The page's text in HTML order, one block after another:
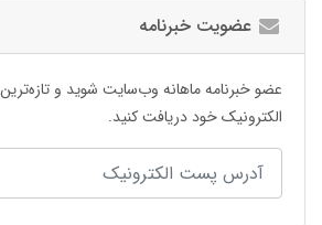
عضویت خبرنامه
عضو خبرنامه ماهانه وب‌سایت شوید و
الکترونیک خود دریافت کنید.